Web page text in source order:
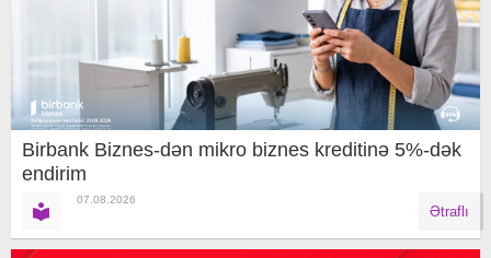
Birbank Biznes-dən mikro biznes kreditinə 5%-dək
endirim
07.08.2026
Ətraflı